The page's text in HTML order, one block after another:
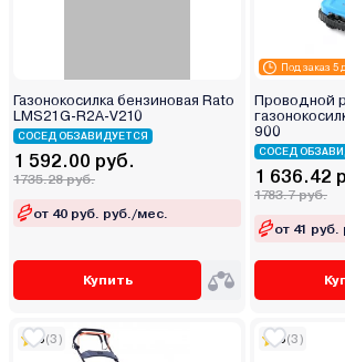
Газонокосилка бензиновая Rato
LMS21G-R2A-V210
СОСЕД ОБЗАВИДУЕТСЯ
1 592.00 руб.
1735.28 руб.
от 40 руб. руб./мес.
Купить
Под заказ 5
Проводной
900
СОСЕД
1 636.42
1783.7 руб.
от 41 руб.
5(3) 5(3)